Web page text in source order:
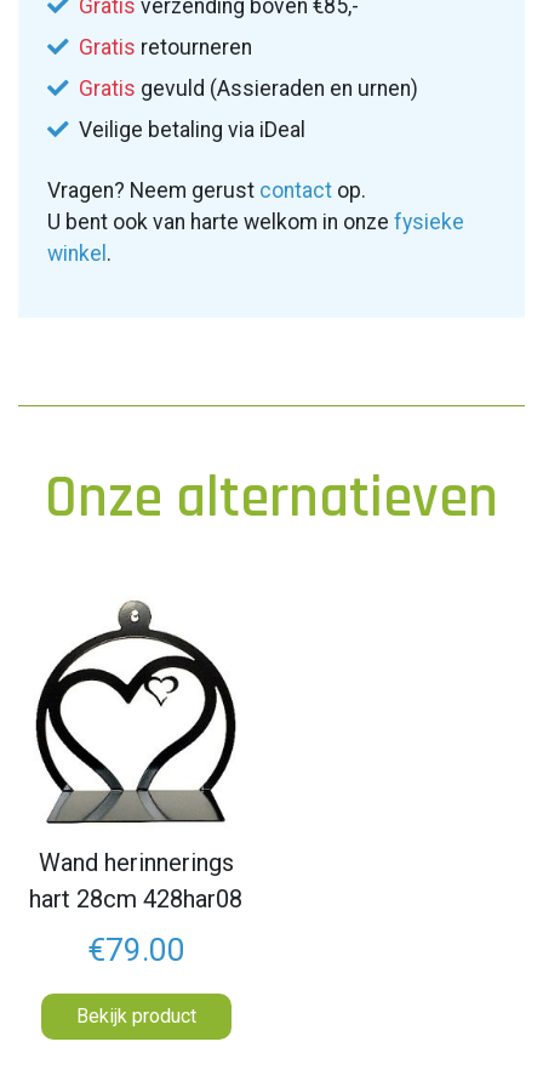
Gratis verzending boven €85,-
Gratis retourneren
Gratis gevuld (Assieraden en urnen)
Veilige betaling via iDeal
Vragen? Neem gerust contact op.
U bent ook van harte welkom in onze fysieke
winkel .
Onze alternatieven
Wand herinnerings
hart 28cm 428har08
€79.00
Bekijk product